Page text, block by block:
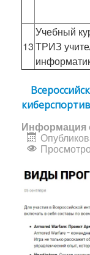
13
Учебный
ТРИЗ
Информация